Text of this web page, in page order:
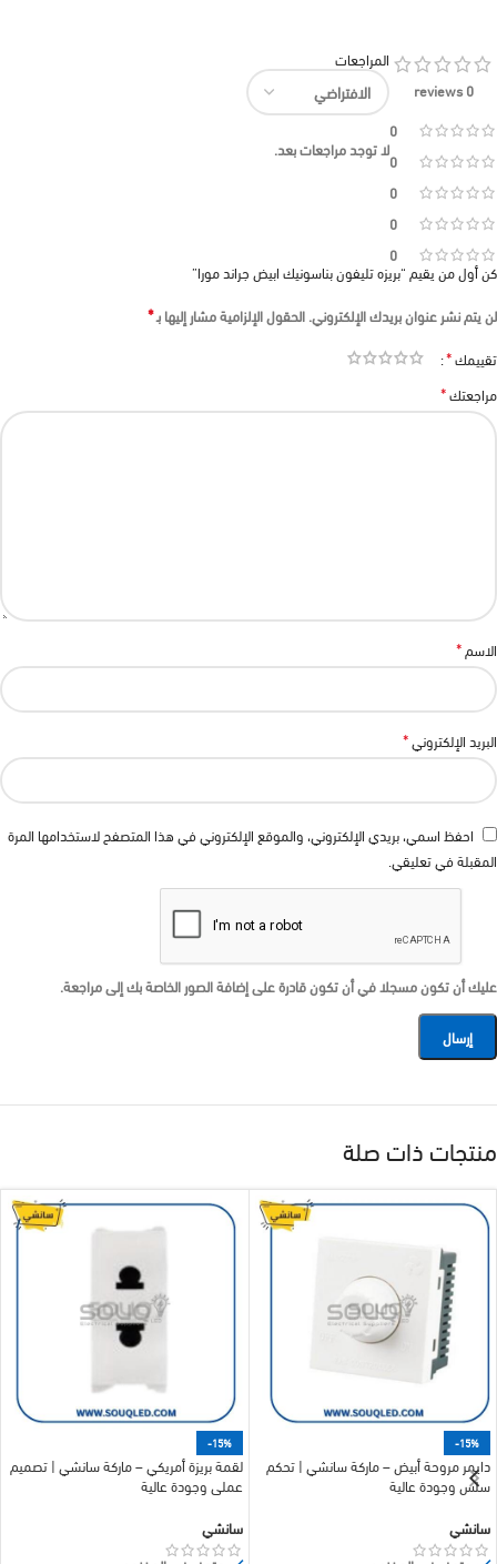
0 reviews
0
0
0
0
0
المراجعات
لا توجد مراجعات بعد.
كن أول من يقيم “بريزه تليفون بناسونيك ابيض جراند مورا”
لن يتم نشر عنوان بريدك الإلكتروني.الحقول الإلزامية مشار إليها بـ*
تقييمك*
مراجعتك*
الاسم*
البريد الإلكتروني*
احفظ اسمي، بريدي الإلكتروني، والموقع الإلكتروني في هذا المتصفح لاستخدامها المرة
المقبلة في تعليقي.
عليك أن تكون مسجلا في أن تكون قادرة على إضافة الصور الخاصة بك إلى مراجعة.
منتجات ذات صلة
-15%
دايمر مروحة أبيض – ماركة سانشي | تحكم
سلس وجودة عالية
سانشي
-15%
لقمة بريزة أمريكي – ماركة سانشي | تصميم
عملي وجودة عالية
سانشي